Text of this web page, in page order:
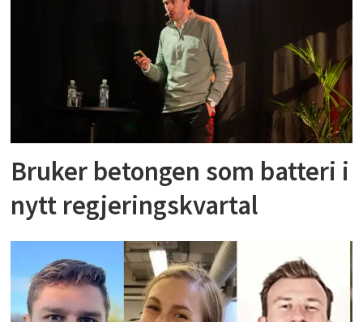
Bruker betongen som batteri i
nytt regjeringskvartal